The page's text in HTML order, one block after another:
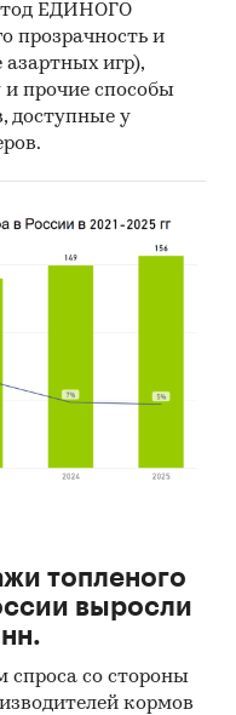
ЕДИНОГО
прозрачность и
азартных игр),
прочие способы
доступные у
топленого
выросли
спроса со стороны
кормов